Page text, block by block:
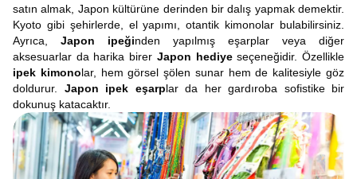
satın almak, Japon kültürüne derinden bir dalış yapmak demektir.
Kyoto gibi şehirlerde, el yapımı, otantik kimonolar bulabilirsiniz.
Ayrıca, Japon ipeğinden yapılmış eşarplar veya diğer
aksesuarlar da harika birer Japon hediyeseçeneğidir. Özellikle
ipek kimonolar, hem görsel şölen sunar hem de kalitesiyle göz
doldurur. Japon ipek eşarplar da her gardıroba sofistike bir
dokunuş katacaktır.